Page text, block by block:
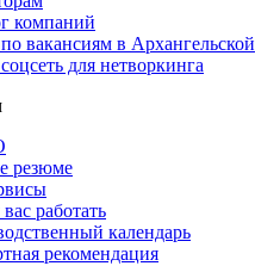
компаний
вакансиям в Архангельской
для нетворкинга
резюме
работать
календарь
рекомендация